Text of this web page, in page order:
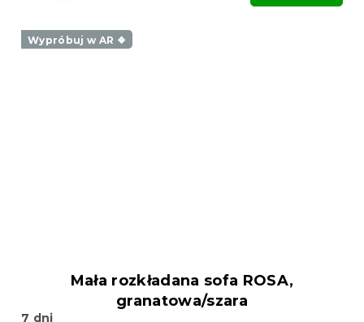
Wypróbuj w AR ❖
Mała rozkładana sofa ROSA,
granatowa/szara
7 dni